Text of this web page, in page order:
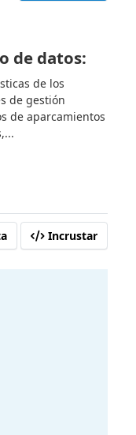
de datos:
de los
de gestión
de aparcamientos
Incrustar